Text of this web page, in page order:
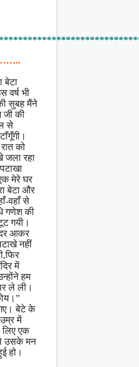
बेटा
वर्ष भी
सुबह मैंने
की
से
को
जला रहा
मेरे घर
बेटा और
वहाँ से
गणेश की
गयी।
आकर
नहीं
में
हम
ले ली।
बेटे के
में
लिए एक
उसके मन
हो।